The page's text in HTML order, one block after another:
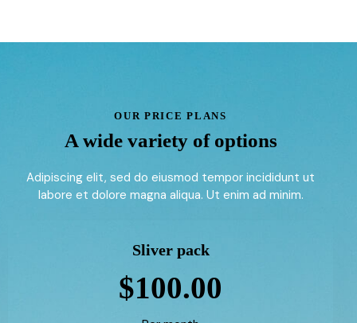
OUR PRICE PLANS
A wide variety of options
Adipiscing elit, sed do eiusmod tempor incididunt ut
labore et dolore magna aliqua. Ut enim ad minim.
Sliver pack
$100.00